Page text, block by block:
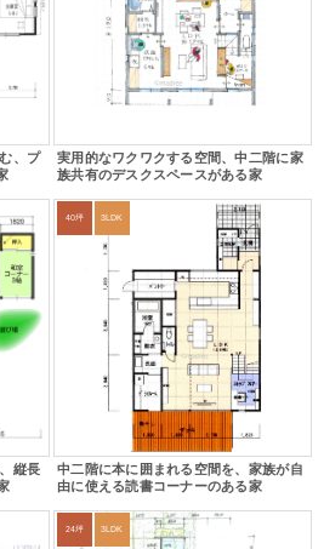
、プ
実用的なワクワクする空間、中二階に家
族共有のデスクスペースがある家
縦長
40坪 3LDK
中二階に本に囲まれる空間を、家族が自
由に使える読書コーナーのある家
24坪 3LDK